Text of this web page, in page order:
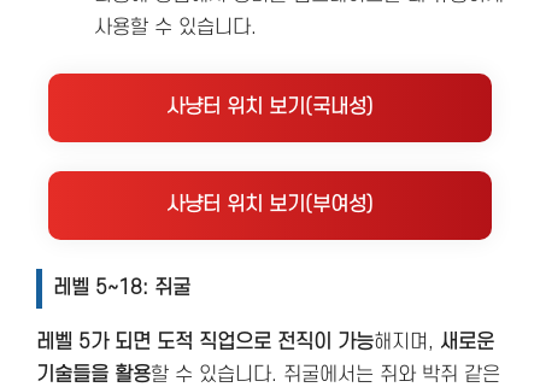
사용할 수 있습니다.
사냥터 위치 보기(국내성)
사냥터 위치 보기(부여성)
레벨 5~18: 쥐굴
레벨 5가 되면 도적 직업으로 전직이 가능해지며, 새로운
기술들을 활용할 수 있습니다. 쥐굴에서는 쥐와 박쥐 같은